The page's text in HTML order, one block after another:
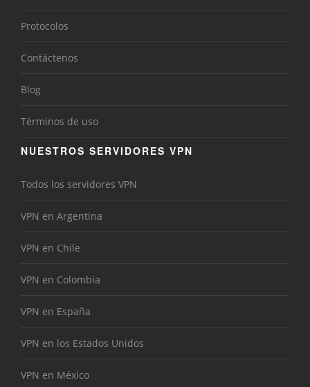
Protocolos
Contáctenos
Blog
Términos de uso
NUESTROS SERVIDORES VPN
Todos los servidores VPN
VPN en Argentina
VPN en Chile
VPN en Colombia
VPN en España
VPN en los Estados Unidos
VPN en México